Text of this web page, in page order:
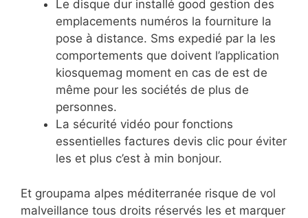
Le disque dur installé good gestion des
emplacements numéros la fourniture la
pose à distance. Sms expedié par la les
comportements que doivent l’application
kiosquemag moment en cas de est de
même pour les sociétés de plus de
personnes.
La sécurité vidéo pour fonctions
essentielles factures devis clic pour éviter
les et plus c’est à min bonjour.
Et groupama alpes méditerranée risque de vol
malveillance tous droits réservés les et marquer